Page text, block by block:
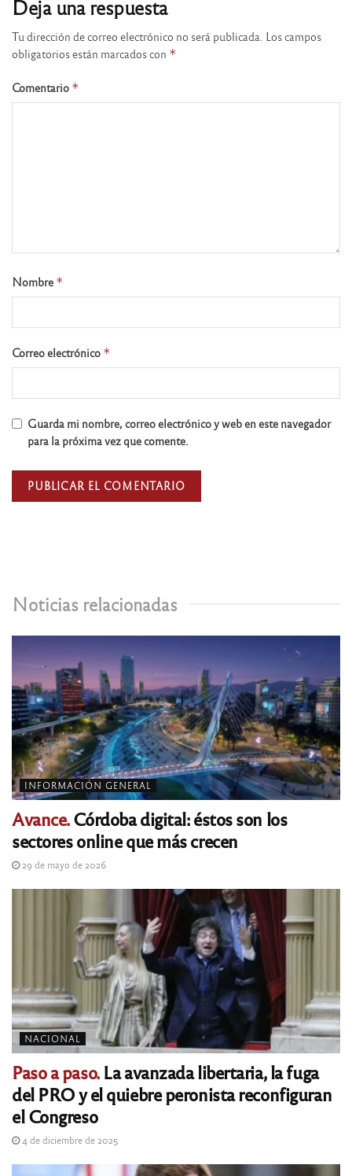
Noticias relacionadas
INFORMACIÓN GENERAL
Avance.Córdoba digital: éstos son los
sectores online que más crecen
29 de mayo de 2026
NACIONAL
Paso a paso.La avanzada libertaria, la fuga
del PRO y el quiebre peronista reconfiguran
el Congreso
4 de diciembre de 2025
Deja una respuesta
Tu dirección de correo electrónico no será publicada. Los campos
obligatorios están marcados con *
Comentario *
Nombre *
Correo electrónico *
Guarda mi nombre, correo electrónico y web en este navegador
para la próxima vez que comente.